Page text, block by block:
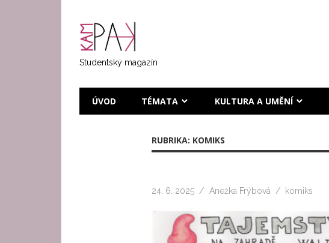
Studentský magazín
ÚVOD TÉMATA KULTURA A UMĚNÍ
RUBRIKA: KOMIKS
24. 6. 2025 Anežka Frýbová komiks